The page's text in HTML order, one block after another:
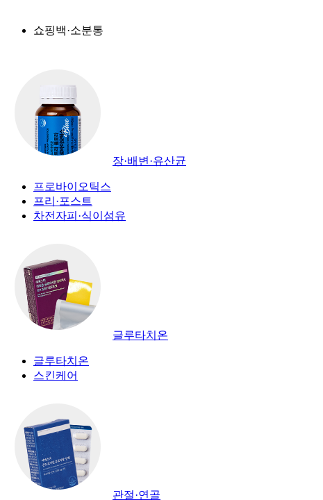
쇼핑백·소분통
장·배변·유산균
프로바이오틱스
프리·포스트
차전자피·식이섬유
글루타치온
글루타치온
스킨케어
관절·연골